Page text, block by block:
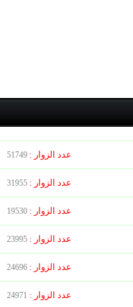
عدد الزوار : 51749
عدد الزوار : 31955
عدد الزوار : 19530
عدد الزوار : 23995
عدد الزوار : 24696
عدد الزوار : 24971